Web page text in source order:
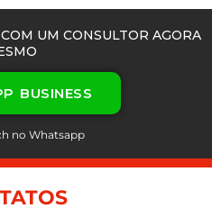
UM CONSULTOR AGORA
BUSINESS
no Whatsapp